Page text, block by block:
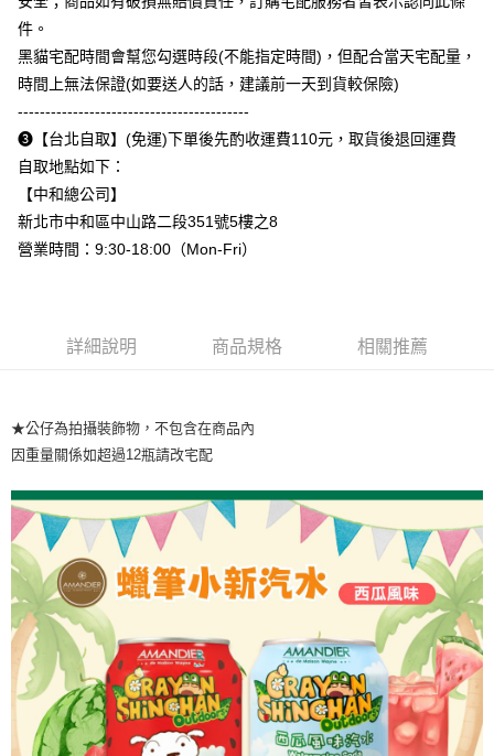
３．未成年的使用者請事先徵得法定代理人或監護人之同意方可使用
「AFTEE先享後付」，若未經同意申辦者引起之損失，本公司不負相關責
任。
４．使用「AFTEE先享後付」時，將依據個別帳號之用戶狀況，依本公司即
５．嚴禁一人註冊多個帳號或使用他人資訊註冊。若發現惡意使用之情形，
恩沛科技股份有限公司將有權停止該用戶之使用額度並採取法律行動。
件。
黑貓宅配時間會幫您勾選時段(不能指定時間)，但配合當天宅配量，
時間上無法保證(如要送人的話，建議前一天到貨較保險)
------------------------------------------
➌【台北自取】(免運)下單後先酌收運費110元，取貨後退回運費
自取地點如下：
【中和總公司】
新北市中和區中山路二段351號5樓之8
營業時間：9:30-18:00（Mon-Fri）
詳細說明 商品規格 相關推薦
★公仔為拍攝裝飾物，不包含在商品內
因重量關係如超過12瓶請改宅配